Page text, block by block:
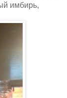
имбирь,